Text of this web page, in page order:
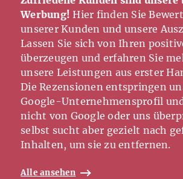
Werbung!Hier finden Sie
unserer Kunden und unsere
Lassen Sie sich von Ihren
überzeugen und erfahren Sie
unsere Leistungen aus erster
Die Rezensionen entspringen
Google-Unternehmensprofil
nicht von Google oder uns
selbst sucht aber gezielt nach
Inhalten, um sie zu entfernen.
Alle ansehen